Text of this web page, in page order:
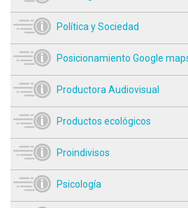
Política y Sociedad
Posicionamiento Google
Productora Audiovisual
Productos ecológicos
Proindivisos
Psicología